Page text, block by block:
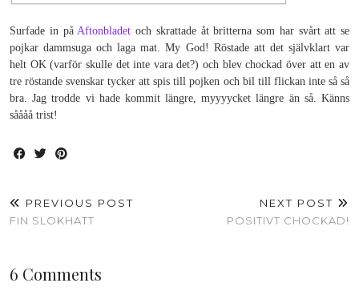
Surfade in påAftonbladet och skrattade åt britterna som har svårt att se
pojkar dammsuga och laga mat. My God! Röstade att det självklart var
helt OK (varför skulle det inte vara det?) och blev chockad över att en av
tre röstande svenskar tycker att spis till pojken och bil till flickan inte så så
bra. Jag trodde vi hade kommit längre, myyyycket längre än så. Känns
såååå trist!
PREVIOUS POST
FIN SLOKHATT
NEXT POST
POSITIVT CHOCKAD!
6 Comments